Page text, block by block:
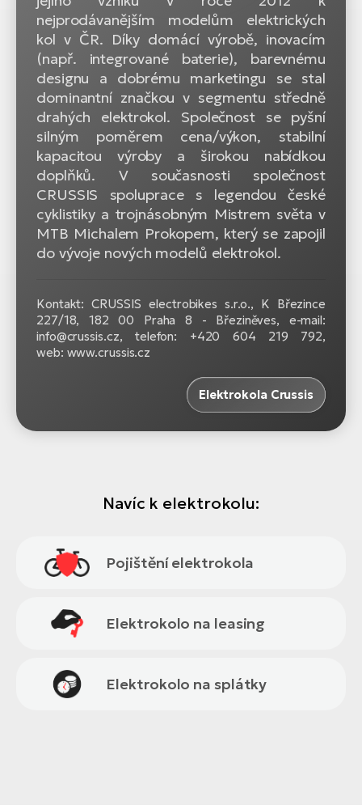
nejprodávanějším modelům elektrických
kol v ČR. Díky domácí výrobě, inovacím
(např. integrované baterie), barevnému
designu a dobrému marketingu se stal
dominantní značkou v segmentu středně
drahých elektrokol. Společnost se pyšní
silným poměrem cena/výkon, stabilní
kapacitou výroby a širokou nabídkou
doplňků. V současnosti společnost
CRUSSIS spoluprace s legendou české
cyklistiky a trojnásobným Mistrem světa v
MTB Michalem Prokopem, který se zapojil
do vývoje nových modelů elektrokol.
Kontakt: CRUSSIS electrobikes s.r.o., K Březince
227/18, 182 00 Praha 8 - Březiněves, e-mail:
info@crussis.cz, telefon: +420 604 219 792,
web: www.crussis.cz
Elektrokola Crussis
Navíc k elektrokolu:
Pojištění elektrokola
Elektrokolo na leasing
Elektrokolo na splátky